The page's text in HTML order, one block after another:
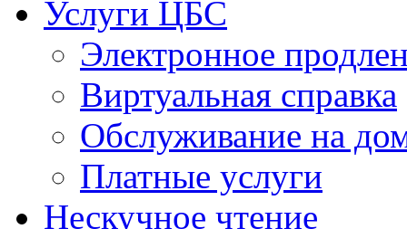
Услуги ЦБС
Электронное
Виртуальная справка
Обслуживание на
Платные услуги
Нескучное чтение